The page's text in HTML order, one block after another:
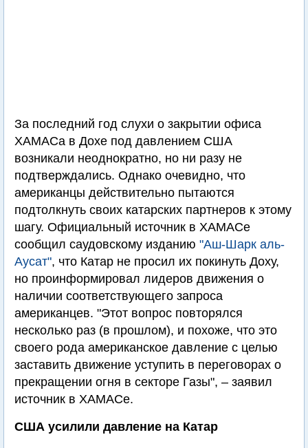
За последний год слухи о закрытии офиса
ХАМАСа в Дохе под давлением США
возникали неоднократно, но ни разу не
подтверждались. Однако очевидно, что
американцы действительно пытаются
подтолкнуть своих катарских партнеров к этому
шагу. Официальный источник в ХАМАСе
сообщил саудовскому изданию "Аш-Шарк аль-
Аусат", что Катар не просил их покинуть Доху,
но проинформировал лидеров движения о
наличии соответствующего запроса
американцев. "Этот вопрос повторялся
несколько раз (в прошлом), и похоже, что это
своего рода американское давление с целью
заставить движение уступить в переговорах о
прекращении огня в секторе Газы", – заявил
источник в ХАМАСе.
США усилили давление на Катар